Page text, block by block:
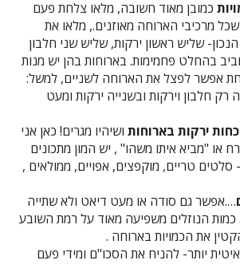
כמובן מאוד חשובה, מלאו צלחת פעם
מרכיבי הארוחה מאוזנים., מלאו את
שליש ראשון ירקות, שליש שני חלבון
בהחלט פחמימות. בארוחות בהן יש מנות
אפשר לפצל את הארוחה לשניים, למשל:
חלבון וירקות ובשנייה ירקות ומעט
ירקות בארוחות ושיהיו מגרים! כאן אני
או "מביא איתו משהו" , יש המון מתכונים
סלטים טריים, מוקפצים, אפויים, ממולאים ,
….אפשר גם סודה או מעט דיאט ולא שתייה
כמות הנוזלים משפיעה מאוד על רמת השובע
את הכמויות בארוחה .
יותר- להניח את הסכו"ם ומידי פעם